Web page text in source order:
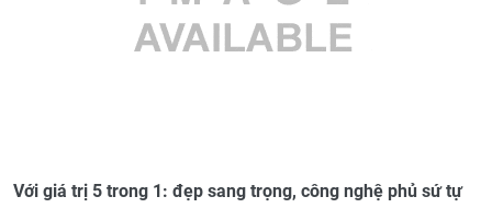
Với giá trị 5 trong 1: đẹp sang trọng, công nghệ phủ sứ tự